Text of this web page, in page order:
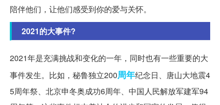
陪伴他们，让他们感受到你的爱与关怀。
2021的大事件?
2021年是充满挑战和变化的一年，同时也有一些重要的大
事件发生。比如，秘鲁独立200周年纪念日、唐山大地震4
5周年祭、北京申冬奥成功6周年、中国人民解放军建军94